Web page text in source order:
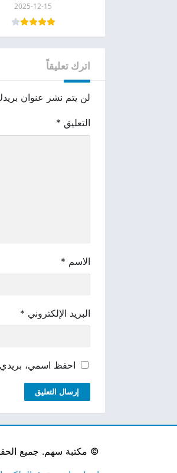
2025-12-15
اترك تعليقاً
لن يتم نشر عنوان
التعليق *
الاسم *
البريد الإلكتروني *
احفظ اسمي، بريدي
© مكتبة سهم. جميع